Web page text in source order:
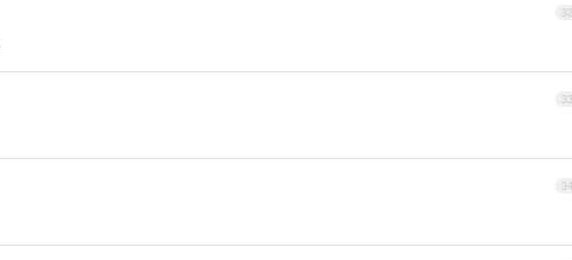
32
33
34